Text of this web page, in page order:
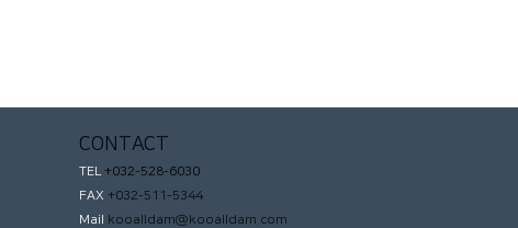
CONTACT
TEL+032-528-6030
FAX +032-511-5344
Mail kooalldam@kooalldam.com